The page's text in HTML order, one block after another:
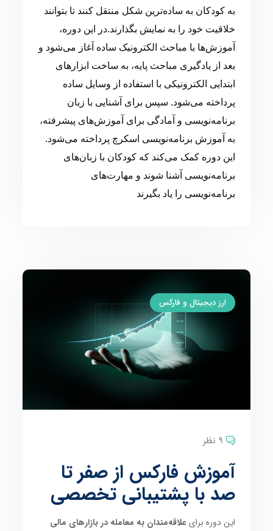
به کودکان به ساده‌ترین شکل منتقل کنند تا بتوانند
خلاقیت خود را به نمایش بگذارند.در این دوره،
آموزش‌ها با مباحث الکترونیک ساده آغاز می‌شود و
بعد از یادگیری مباحث پایه، به ساخت ابزارهای
ابتدایی الکترونیکی با استفاده از وسایل ساده
پرداخته می‌شود. سپس برای آشنایی با زبان
برنامه‌نویسی و آمادگی برای آموزش‌های پیشرفته،
به آموزش برنامه‌نویسی اسکرچ پرداخته می‌شود.
این دوره کمک می‌کند که کودکان با زبان‌های
برنامه‌نویسی آشنا شوند و مهارت‌های
برنامه‌نویسی را یاد بگیرند
ارز دیجیتال و فارکس
9 نظر
آموزش فارکس از صفر تا
صد با پشتیبانی تخصصی
این دوره برایعلاقه‌مندان به معامله در بازارهای مالی